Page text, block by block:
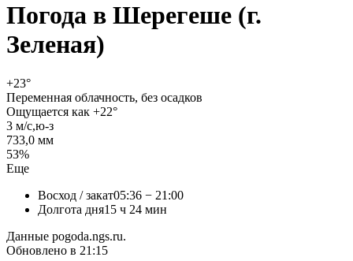
Погода в Шерегеше (г.
Зеленая)
+23°
Переменная облачность, без осадков
Ощущается как +22°
3 м/c,ю-з
733,0 мм
53%
Еще
Восход / закат05:36 − 21:00
Долгота дня15 ч 24 мин
Данные pogoda.ngs.ru.
Обновлено в 21:15